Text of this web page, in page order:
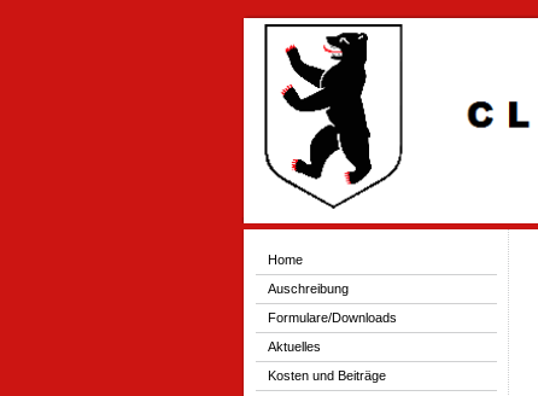
Home
Auschreibung
Formulare/Downloads
Aktuelles
Kosten und Beiträge